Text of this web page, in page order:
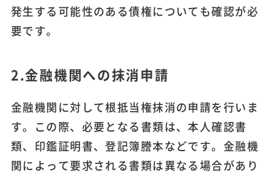
発生する可能性のある債権についても確認が必
要です。
2.金融機関への抹消申請
金融機関に対して根抵当権抹消の申請を行いま
す。この際、必要となる書類は、本人確認書
類、印鑑証明書、登記簿謄本などです。金融機
関によって要求される書類は異なる場合があり